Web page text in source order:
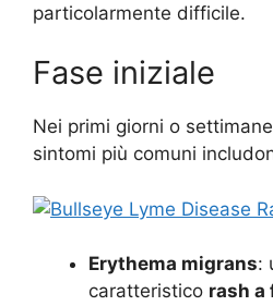
particolarmente difficile.
Fase iniziale
Nei primi giorni o
sintomi più comuni
Erythema migrans:
caratteristico rash a